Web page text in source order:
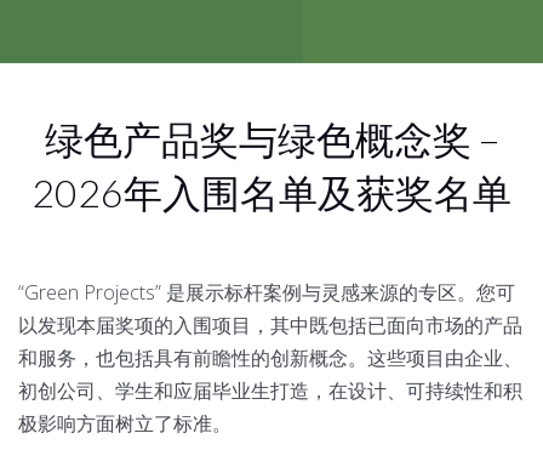
绿色产品奖与绿色概念奖 –
2026年入围名单及获奖名单
“Green Projects” 是展示标杆案例与灵感来源的专区。您可
以发现本届奖项的入围项目，其中既包括已面向市场的产品
和服务，也包括具有前瞻性的创新概念。这些项目由企业、
初创公司、学生和应届毕业生打造，在设计、可持续性和积
极影响方面树立了标准。